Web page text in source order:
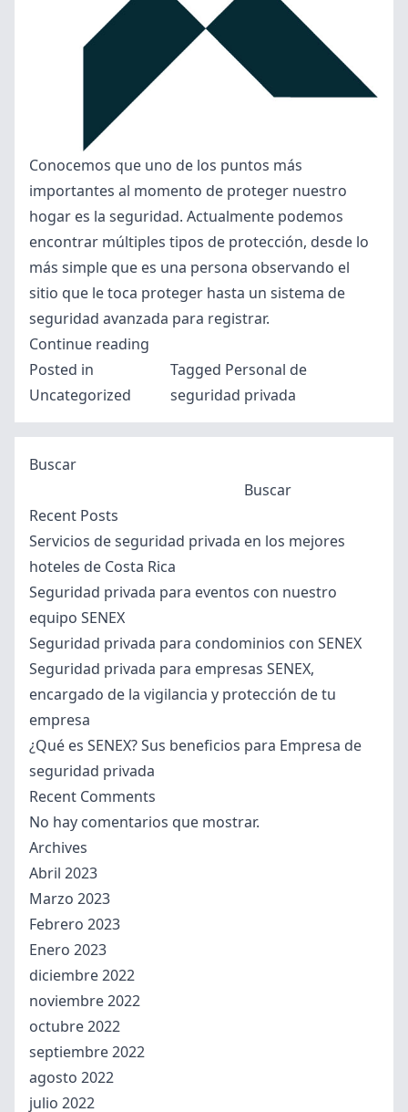
Conocemos que uno de los puntos más
importantes al momento de proteger nuestro
hogar es la seguridad. Actualmente podemos
encontrar múltiples tipos de protección, desde lo
más simple que es una persona observando el
sitio que le toca proteger hasta un sistema de
seguridad avanzada para registrar.
Continue reading
seguridad
privada
Posted in
Uncategorized
Tagged Personal de
seguridad privada
Buscar
Buscar
Recent Posts
Servicios de seguridad privada en los mejores
hoteles de Costa Rica
Seguridad privada para eventos con nuestro
equipo SENEX
Seguridad privada para condominios con SENEX
Seguridad privada para empresas SENEX,
encargado de la vigilancia y protección de tu
empresa
¿Qué es SENEX? Sus beneficios para Empresa de
seguridad privada
Recent Comments
No hay comentarios que mostrar.
Archives
Abril 2023
Marzo 2023
Febrero 2023
Enero 2023
diciembre 2022
noviembre 2022
octubre 2022
septiembre 2022
agosto 2022
julio 2022